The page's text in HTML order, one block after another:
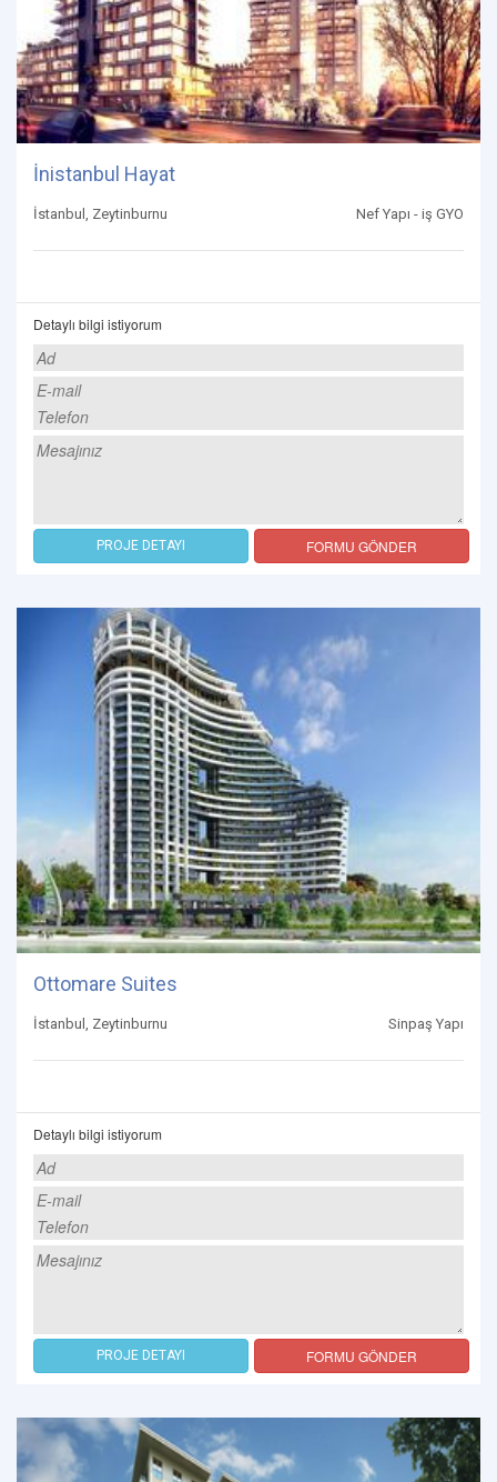
İnistanbul Hayat
İstanbul, Zeytinburnu Nef Yapı - iş GYO
Detaylı bilgi istiyorum
PROJE DETAYI FORMU GÖNDER
Ottomare Suites
İstanbul, Zeytinburnu Sinpaş Yapı
Detaylı bilgi istiyorum
PROJE DETAYI FORMU GÖNDER